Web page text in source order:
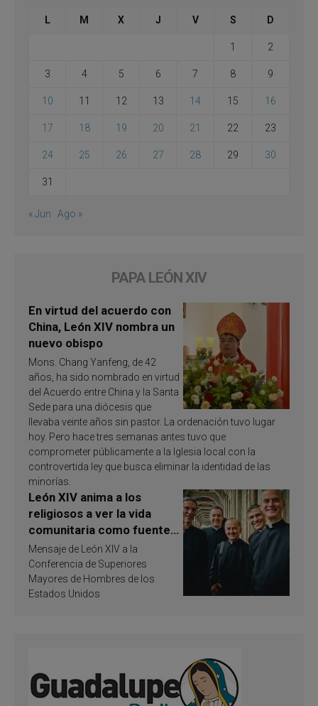
L M X J V S D
1 2
3 4 5 6 7 8 9
10 11 12 13 14 15 16
17 18 19 20 21 22 23
24 25 26 27 28 29 30
31
« Jun Ago »
PAPA LEÓN XIV
En virtud del acuerdo con
China, León XIV nombra un
nuevo obispo
Mons. Chang Yanfeng, de 42
años, ha sido nombrado en virtud
del Acuerdo entre China y la Santa
Sede para una diócesis que
llevaba veinte años sin pastor. La ordenación tuvo lugar
hoy. Pero hace tres semanas antes tuvo que
comprometer públicamente a la Iglesia local con la
controvertida ley que busca eliminar la identidad de las
minorías.
León XIV anima a los
religiosos a ver la vida
comunitaria como fuente
de inspiración y
santificación
Mensaje de León XIV a la
Conferencia de Superiores
Mayores de Hombres de los
Estados Unidos